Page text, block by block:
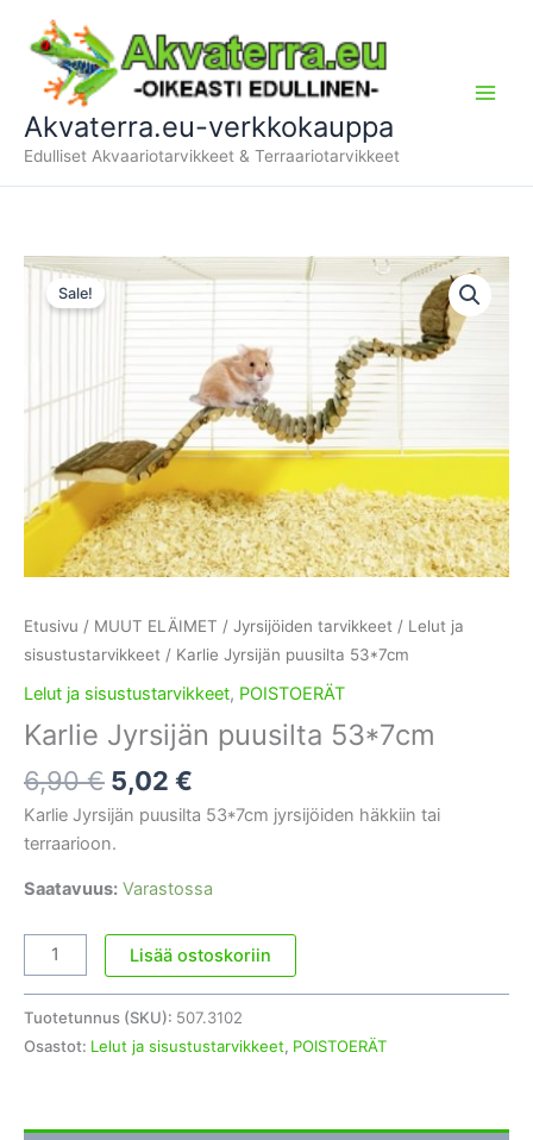
sisältöön
Akvaterra.eu-verkkokauppa
Edulliset Akvaariotarvikkeet & Terraariotarvikkeet
Sale!
Etusivu / MUUT ELÄIMET / Jyrsijöiden tarvikkeet / Lelut ja
sisustustarvikkeet / Karlie Jyrsijän puusilta 53*7cm
Lelut ja sisustustarvikkeet, POISTOERÄT
Karlie Jyrsijän puusilta 53*7cm
6,90€ Alkuperäinen
hinta
oli:
5,02 €
hinta
Karlie Jyrsijän puusilta 53*7cm jyrsijöiden häkkiin tai
terraarioon.
Saatavuus: Varastossa
Karlie
Jyrsijän
Lisää ostoskoriin
Tuotetunnus (SKU): 507.3102
Osastot: Lelut ja sisustustarvikkeet, POISTOERÄT